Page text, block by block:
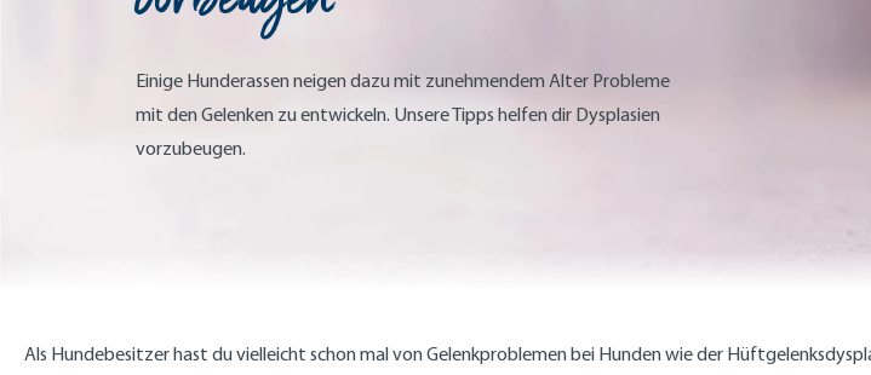
Einige Hunderassen neigen dazu mit zunehmendem Alter Probleme
mit den Gelenken zu entwickeln. Unsere Tipps helfen dir Dysplasien
vorzubeugen.
Als Hundebesitzer hast du vielleicht schon mal von Gelenkproblemen bei Hunden wie der